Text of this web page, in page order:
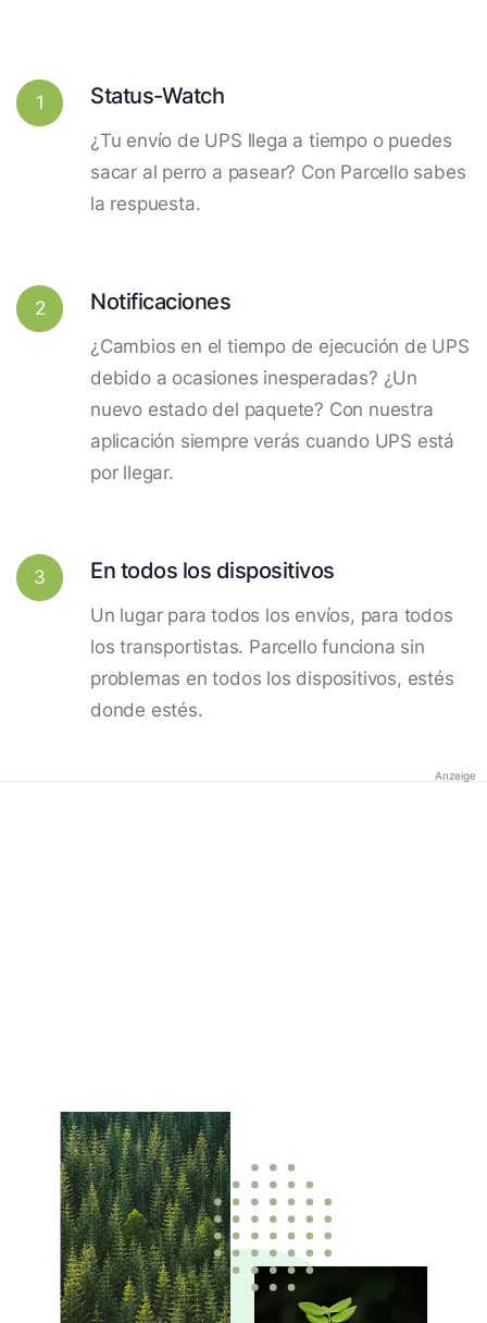
1 Status-Watch
¿Tu envío de UPS llega a tiempo o puedes
sacar al perro a pasear? Con Parcello sabes
la respuesta.
2 Notificaciones
¿Cambios en el tiempo de ejecución de UPS
debido a ocasiones inesperadas? ¿Un
nuevo estado del paquete? Con nuestra
aplicación siempre verás cuando UPS está
por llegar.
3 En todos los dispositivos
Un lugar para todos los envíos, para todos
los transportistas. Parcello funciona sin
problemas en todos los dispositivos, estés
donde estés.
Anzeige